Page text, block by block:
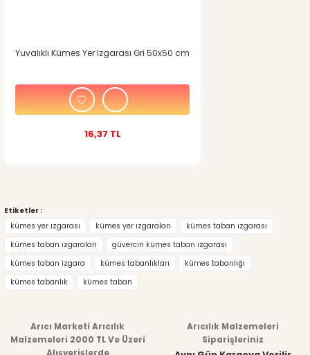
Yuvalıklı Kümes Yer Izgarası Gri 50x50 cm
16,37 TL
Etiketler :
kümes yer ızgarası
kümes yer ızgaraları
kümes taban ızgarası
kümes taban ızgaraları
güvercin kümes taban ızgarası
kümes taban izgara
kümes tabanlıkları
kümes tabanlığı
kümes tabanlık
kümes taban
Arıcı Marketi Arıcılık
Malzemeleri 2000 TL Ve Üzeri
Arıcılık Malzemeleri
Siparişleriniz